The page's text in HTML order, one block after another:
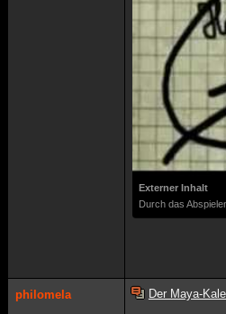
Externer Inhalt
Durch das
philomela Der Maya-